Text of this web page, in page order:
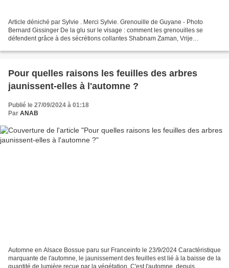
Article déniché par Sylvie . Merci Sylvie. Grenouille de Guyane - Photo
Bernard Gissinger De la glu sur le visage : comment les grenouilles se
défendent grâce à des sécrétions collantes Shabnam Zaman, Vrije
Pour quelles raisons les feuilles des arbres
jaunissent-elles à l'automne ?
Publié le 27/09/2024 à 01:18
Par ANAB
Automne en Alsace Bossue paru sur Franceinfo le 23/9/2024 Caractéristique
marquante de l'automne, le jaunissement des feuilles est lié à la baisse de la
quantité de lumière reçue par la végétation. C'est l'automne, depuis